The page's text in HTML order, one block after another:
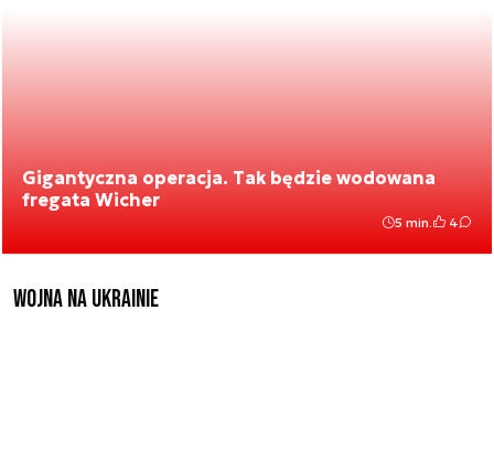
Gigantyczna operacja. Tak będzie wodowana
fregata Wicher
5 min. 4
Wojna na Ukrainie